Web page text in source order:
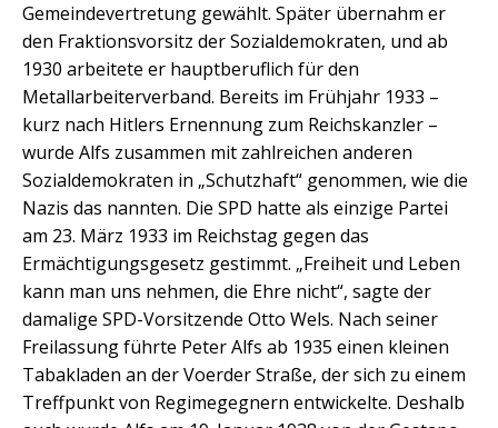
Gemeindevertretung gewählt. Später übernahm er
den Fraktionsvorsitz der Sozialdemokraten, und ab
1930 arbeitete er hauptberuflich für den
Metallarbeiterverband. Bereits im Frühjahr 1933 –
kurz nach Hitlers Ernennung zum Reichskanzler –
wurde Alfs zusammen mit zahlreichen anderen
Sozialdemokraten in „Schutzhaft“ genommen, wie die
Nazis das nannten. Die SPD hatte als einzige Partei
am 23. März 1933 im Reichstag gegen das
Ermächtigungsgesetz gestimmt. „Freiheit und Leben
kann man uns nehmen, die Ehre nicht“, sagte der
damalige SPD-Vorsitzende Otto Wels. Nach seiner
Freilassung führte Peter Alfs ab 1935 einen kleinen
Tabakladen an der Voerder Straße, der sich zu einem
Treffpunkt von Regimegegnern entwickelte. Deshalb